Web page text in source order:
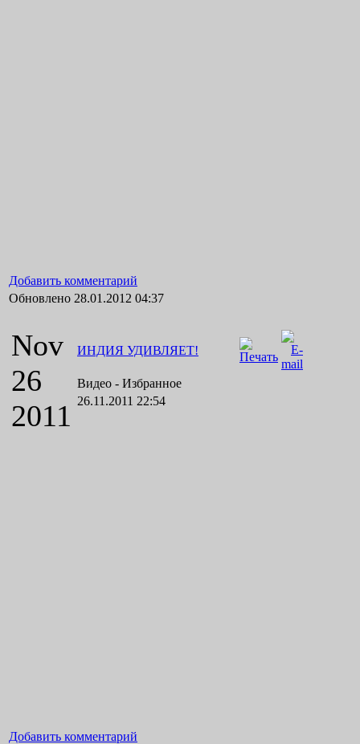
Добавить комментарий
Обновлено 28.01.2012 04:37
Nov
26
2011
ИНДИЯ УДИВЛЯЕТ!
Видео - Избранное
26.11.2011 22:54
Добавить комментарий